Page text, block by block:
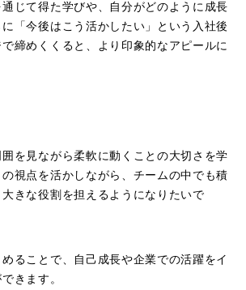
じて得た学びや、自分がどのように成長
「今後はこう活かしたい」という入社後
締めくくると、より印象的なアピールに
囲を見ながら柔軟に動くことの大切さを学
視点を活かしながら、チームの中でも積
きな役割を担えるようになりたいで
ることで、自己成長や企業での活躍をイ
きます。